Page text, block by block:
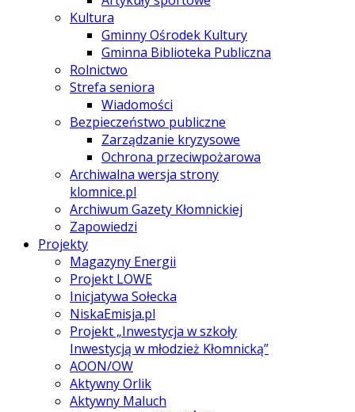
Kultura
Gminny Ośrodek Kultury
Gminna Biblioteka Publiczna
Rolnictwo
Strefa seniora
Wiadomości
Bezpieczeństwo publiczne
Zarządzanie kryzysowe
Ochrona przeciwpożarowa
Archiwalna wersja strony
klomnice.pl
Archiwum Gazety Kłomnickiej
Zapowiedzi
Projekty
Magazyny Energii
Projekt LOWE
Inicjatywa Sołecka
NiskaEmisja.pl
Projekt „Inwestycja w szkoły
Inwestycją w młodzież Kłomnicką”
AOON/OW
Aktywny Orlik
Aktywny Maluch